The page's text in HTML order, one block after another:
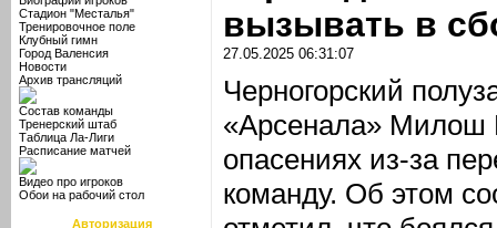
Стадион "Месталья"
Тренировочное поле
Клубный гимн
Город Валенсия
Новости
Архив трансляций
Состав команды
Тренерский штаб
Таблица Ла-Лиги
Расписание матчей
Видео про игроков
Обои на рабочий стол
Авторизация
вызывать в
27.05.2025 06:31:07
Черногорский
«Арсенала» Милош
опасениях из-за
команду. Об этом